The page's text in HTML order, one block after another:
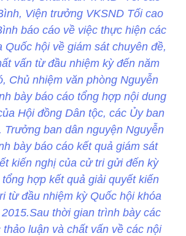
Viện trưởng VKSND Tối cao
báo cáo về việc thực hiện các
Quốc hội về giám sát chuyên đề,
vấn từ đầu nhiệm kỳ đến năm
Chủ nhiệm văn phòng Nguyễn
bày báo cáo tổng hợp nội dung
Hội đồng Dân tộc, các Ủy ban
Trưởng ban dân nguyện Nguyễn
bày báo cáo kết quả giám sát
kiến nghị của cử tri gửi đến kỳ
hợp kết quả giải quyết kiến
từ đầu nhiệm kỳ Quốc hội khóa
thời gian trình bày các
thảo luận và chất vấn về các nội